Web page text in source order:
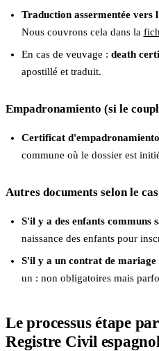
Traduction assermentée vers
Nous couvrons cela dans la
En cas de veuvage : death
apostillé et traduit.
Empadronamiento (si le
Certificat d'empadronamiento
commune où le dossier est
Autres documents selon le cas
S'il y a des enfants communs
naissance des enfants pour
S'il y a un contrat de mariage
un : non obligatoires mais
Le processus étape
Registre Civil espagnol